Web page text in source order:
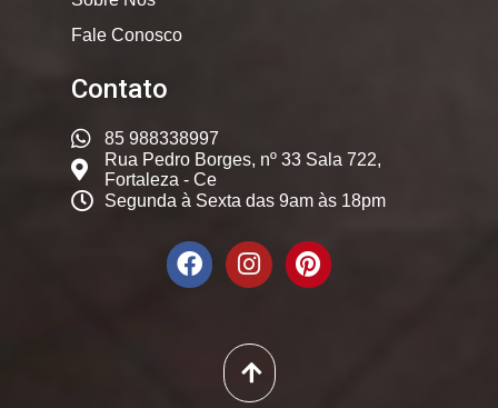
Fale Conosco
Contato
85 988338997
Rua Pedro Borges, nº 33 Sala 722,
Fortaleza - Ce
Segunda à Sexta das 9am às 18pm